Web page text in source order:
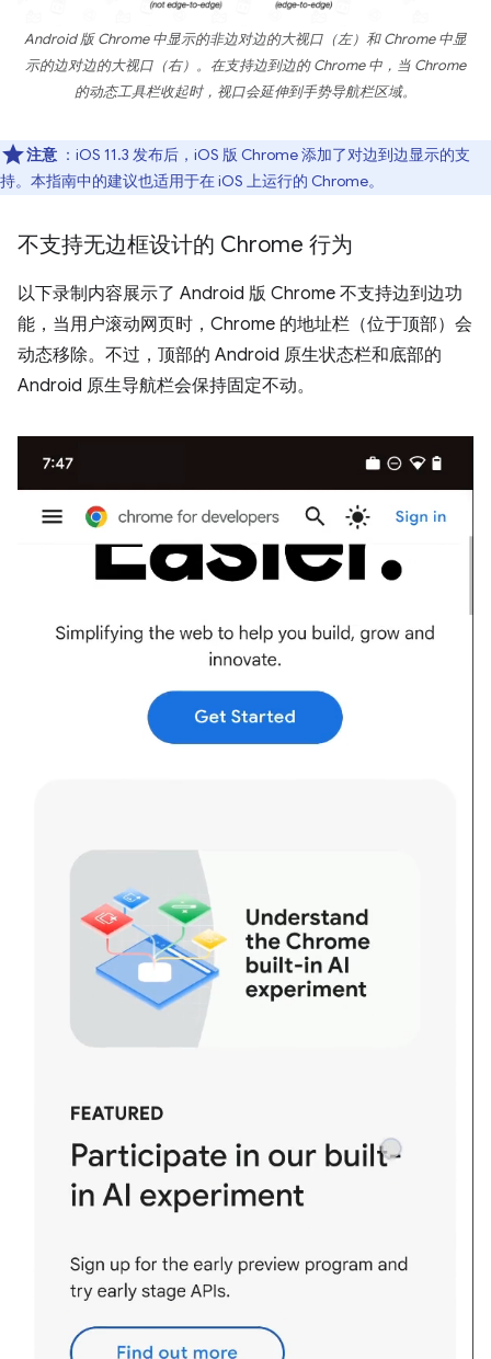
Android 版 Chrome 中显示的非边对边的大视口（左）和 Chrome 中显
示的边对边的大视口（右）。在支持边到边的 Chrome 中，当 Chrome
的动态工具栏收起时，视口会延伸到手势导航栏区域。
注意 ：iOS 11.3 发布后，iOS 版 Chrome 添加了对边到边显示的支
持。本指南中的建议也适用于在 iOS 上运行的 Chrome。
不支持无边框设计的 Chrome 行为
以下录制内容展示了 Android 版 Chrome 不支持边到边功
能，当用户滚动网页时，Chrome 的地址栏（位于顶部）会
动态移除。不过，顶部的 Android 原生状态栏和底部的
Android 原生导航栏会保持固定不动。